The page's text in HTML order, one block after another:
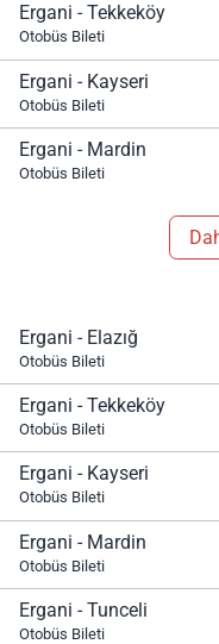
Ergani - Tekkeköy
Otobüs Bileti
Ergani - Kayseri
Otobüs Bileti
Ergani - Mardin
Otobüs Bileti
Ergani - Elazığ
Otobüs Bileti
Ergani - Tekkeköy
Otobüs Bileti
Ergani - Kayseri
Otobüs Bileti
Ergani - Mardin
Otobüs Bileti
Ergani - Tunceli
Otobüs Bileti